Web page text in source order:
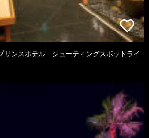
リンスホテル シューティングスポットライ